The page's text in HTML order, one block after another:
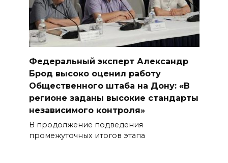
Федеральный эксперт Александр
Брод высоко оценил работу
Общественного штаба на Дону: «В
регионе заданы высокие стандарты
независимого контроля»
В продолжение подведения
промежуточных итогов этапа